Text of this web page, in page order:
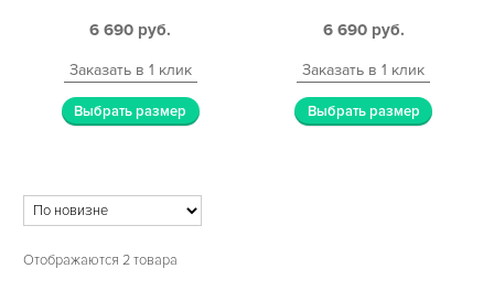
6 690 руб.
Заказать в 1 клик
Выбрать размер
6 690 руб.
Заказать в 1 клик
Выбрать размер
Отображаются 2 товара